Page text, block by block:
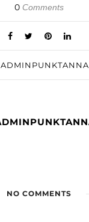
0 Comments
ADMINPUNKTANNA
NO COMMENTS